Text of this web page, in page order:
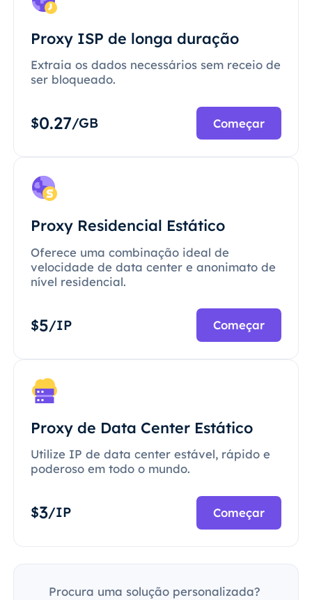
Proxy ISP de longa duração
Extraia os dados necessários sem receio de
ser bloqueado.
$0.27/GB Começar
Proxy Residencial Estático
Oferece uma combinação ideal de
velocidade de data center e anonimato de
nível residencial.
$5/IP Começar
Proxy de Data Center Estático
Utilize IP de data center estável, rápido e
poderoso em todo o mundo.
$3/IP Começar
Procura uma solução personalizada?